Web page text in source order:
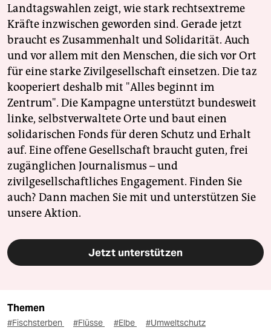
Landtagswahlen zeigt, wie stark rechtsextreme
Kräfte inzwischen geworden sind. Gerade jetzt
braucht es Zusammenhalt und Solidarität. Auch
und vor allem mit den Menschen, die sich vor Ort
für eine starke Zivilgesellschaft einsetzen. Die taz
kooperiert deshalb mit "Alles beginnt im
Zentrum". Die Kampagne unterstützt bundesweit
linke, selbstverwaltete Orte und baut einen
solidarischen Fonds für deren Schutz und Erhalt
auf. Eine offene Gesellschaft braucht guten, frei
zugänglichen Journalismus – und
zivilgesellschaftliches Engagement. Finden Sie
auch? Dann machen Sie mit und unterstützen Sie
unsere Aktion.
Jetzt unterstützen
Themen
#Fischsterben #Flüsse #Elbe
#Umweltschutz